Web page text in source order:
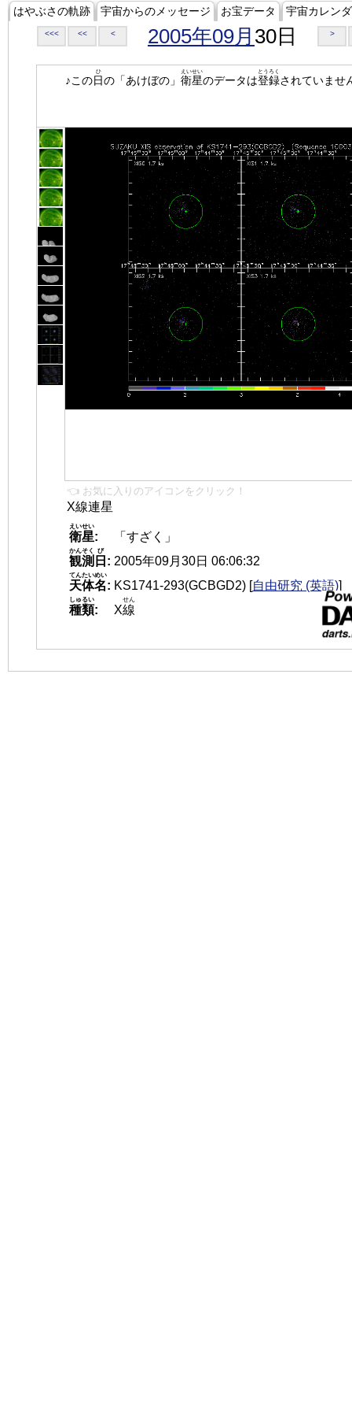
はやぶさの軌跡 宇宙からのメッセージ お宝データ 宇宙カレン
<<< << < 2005年09月 30日 >
♪この日
ひ
の「あけぼの」 衛星
えいせい
のデータは登録
とうろく
されていませ
👈 お気に入りのアイコンをクリック！
X線連星
衛星
えいせい
:
「すざく」
観測
かんそく
日
び
: 2005年09月30日 06:06:32
天体名
てんたいめい
: KS1741-293(GCBGD2) [自由研究 (英語)]
種類
しゅるい
: X線
せん